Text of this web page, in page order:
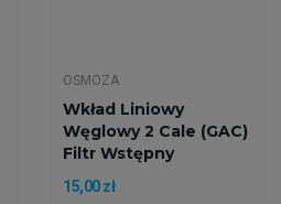
OSMOZA
Wkład Liniowy
Węglowy 2 Cale (GAC)
Filtr Wstępny
15,00 zł